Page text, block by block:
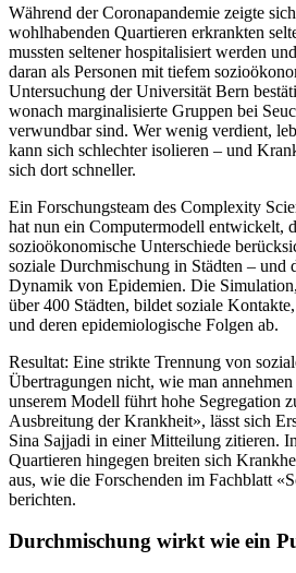
Während der Coronapandemie zeigte
wohlhabenden Quartieren erkrankten
mussten seltener hospitalisiert werden
daran als Personen mit tiefem
Untersuchung der Universität Bern
wonach marginalisierte Gruppen bei
verwundbar sind. Wer wenig verdient,
kann sich schlechter isolieren – und
sich dort schneller.
Ein Forschungsteam des Complexity
hat nun ein Computermodell entwickelt,
sozioökonomische Unterschiede
soziale Durchmischung in Städten – und
Dynamik von Epidemien. Die
über 400 Städten, bildet soziale
und deren epidemiologische Folgen ab.
Resultat: Eine strikte Trennung von
Übertragungen nicht, wie man
unserem Modell führt hohe Segregation
Ausbreitung der Krankheit», lässt sich
Sina Sajjadi in einer Mitteilung zitieren.
Quartieren hingegen breiten sich
aus, wie die Forschenden im Fachblatt
berichten.
Durchmischung wirkt wie ein